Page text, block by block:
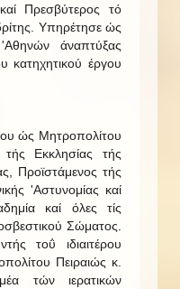
Πρεσβύτερος τό
Υπηρέτησε ώς
άναπτύξας
κατηχητικού έργου
ώς Μητροπολίτου
Εκκλησίας τής
Προϊστάμενος τής
'Αστυνομίας καί
καί όλες τίς
Σώματος.
τοΰ ιδιαιτέρου
Πειραιώς κ.
τών ιερατικών